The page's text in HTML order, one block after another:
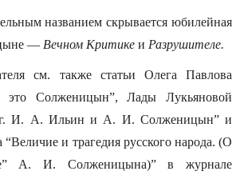
названием скрывается юбилейная
— Вечном Критике и Разрушителе.
см. также статьи Олега Павлова
Солженицын”, Лады Лукьяновой
И. А. Ильин и А. И. Солженицын” и
и трагедия русского народа. (О
А. И. Солженицына)” в журнале